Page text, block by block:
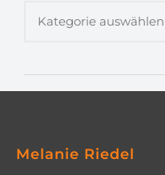
Melanie Riedel